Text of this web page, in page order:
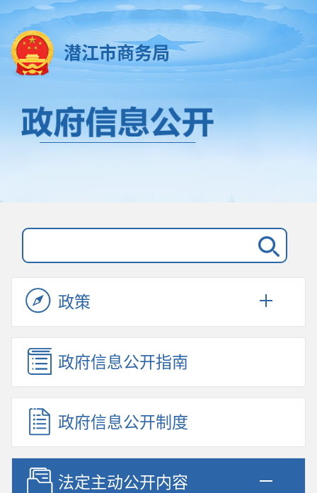
潜江市商务局
政策
政府信息公开指南
政府信息公开制度
法定主动公开内容